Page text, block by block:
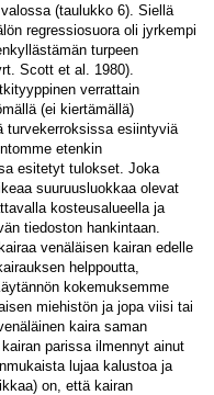
(taulukko 6). Siellä
regressiosuora oli jyrkempi
turpeen
Scott et al. 1980).
verrattain
(ei kiertämällä)
turvekerroksissa esiintyviä
etenkin
esitetyt tulokset. Joka
suuruusluokkaa olevat
kosteusalueella ja
tiedoston hankintaan.
venäläisen kairan edelle
helppoutta,
kokemuksemme
miehistön ja jopa viisi tai
kaira saman
parissa ilmennyt ainut
lujaa kalustoa ja
on, että kairan